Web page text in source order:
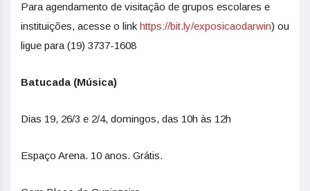
Para agendamento de visitação de grupos escolares e
instituições, acesse o link https://bit.ly/exposicaodarwin) ou
ligue para (19) 3737-1608
Batucada (Música)
Dias 19, 26/3 e 2/4, domingos, das 10h às 12h
Espaço Arena. 10 anos. Grátis.